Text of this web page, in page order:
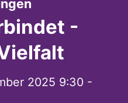
-
2025 9:30 -